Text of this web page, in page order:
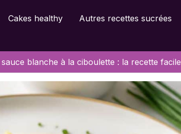
Cakes healthy Autres recettes sucrées
blanche à la ciboulette : la recette facile